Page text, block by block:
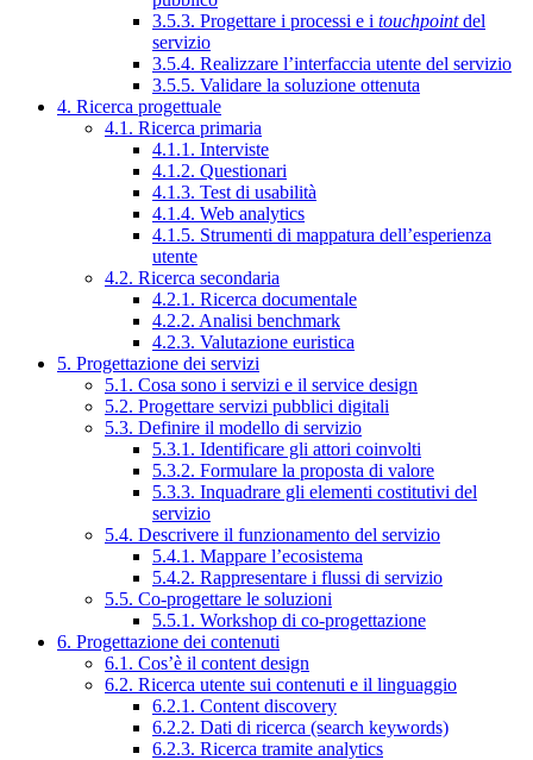
3.5.3. Progettare i processi e i touchpointdel
servizio
3.5.4. Realizzare l’interfaccia utente del servizio
3.5.5. Validare la soluzione ottenuta
4. Ricerca progettuale
4.1. Ricerca primaria
4.1.1. Interviste
4.1.2. Questionari
4.1.3. Test di usabilità
4.1.4. Web analytics
4.1.5. Strumenti di mappatura dell’esperienza
utente
4.2. Ricerca secondaria
4.2.1. Ricerca documentale
4.2.2. Analisi benchmark
4.2.3. Valutazione euristica
5. Progettazione dei servizi
5.1. Cosa sono i servizi e il service design
5.2. Progettare servizi pubblici digitali
5.3. Definire il modello di servizio
5.3.1. Identificare gli attori coinvolti
5.3.2. Formulare la proposta di valore
5.3.3. Inquadrare gli elementi costitutivi del
servizio
5.4. Descrivere il funzionamento del servizio
5.4.1. Mappare l’ecosistema
5.4.2. Rappresentare i flussi di servizio
5.5. Co-progettare le soluzioni
5.5.1. Workshop di co-progettazione
6. Progettazione dei contenuti
6.1. Cos’è il content design
6.2. Ricerca utente sui contenuti e il linguaggio
6.2.1. Content discovery
6.2.2. Dati di ricerca (search keywords)
6.2.3. Ricerca tramite analytics